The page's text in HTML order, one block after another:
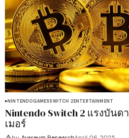
NINTENDOGAMESSWITCH 2ENTERTAINMENT
Nintendo Switch 2 แรงบันด
เมอร์